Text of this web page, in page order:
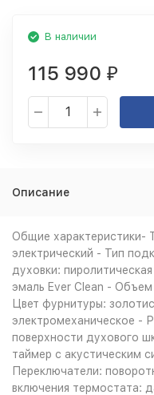
В наличии
115 990 ₽
Описание
Общие характеристики-
электрический - Тип
духовки:
эмаль Ever Clean -
Цвет фурнитуры:
электромеханическое -
поверхности духового
таймер с акустическим
Переключатели:
включения термостата: